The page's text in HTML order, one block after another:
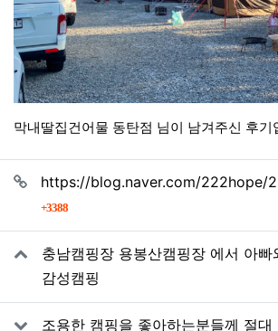
막내딸집건어물 동탄점 님이 남겨주신 후기
관련자료
https://blog.naver.com/222hope/
3388회 연결
충남캠핑장 용봉산캠핑장 에서 아빠
감성캠핑
조용한 캠핑을 좋아하는분들께 절대